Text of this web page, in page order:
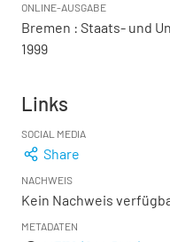
ONLINE-AUSGABE
Bremen : Staats- und
1999
Links
SOCIAL MEDIA
Share
NACHWEIS
Kein Nachweis
METADATEN